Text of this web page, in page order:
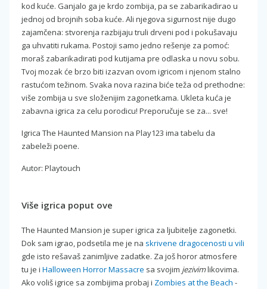
kod kuće. Ganjalo ga je krdo zombija, pa se zabarikadirao u
jednoj od brojnih soba kuće. Ali njegova sigurnost nije dugo
zajamčena: stvorenja razbijaju truli drveni pod i pokušavaju
ga uhvatiti rukama. Postoji samo jedno rešenje za pomoć:
moraš zabarikadirati pod kutijama pre odlaska u novu sobu.
Tvoj mozak će brzo biti izazvan ovom igricom i njenom stalno
rastućom težinom. Svaka nova razina biće teža od prethodne:
više zombija u sve složenijim zagonetkama. Ukleta kuća je
zabavna igrica za celu porodicu! Preporučuje se za... sve!
Igrica The Haunted Mansion na Play123 ima tabelu da
zabeleži poene.
Autor: Playtouch
Više igrica poput ove
The Haunted Mansion je super igrica za ljubitelje zagonetki.
Dok sam igrao, podsetila me je na skrivene dragocenosti u vili
gde isto rešavaš zanimljive zadatke. Za još horor atmosfere
tu je i Halloween Horror Massacre sa svojim jezivimlikovima.
Ako voliš igrice sa zombijima probaj i Zombies at the Beach -